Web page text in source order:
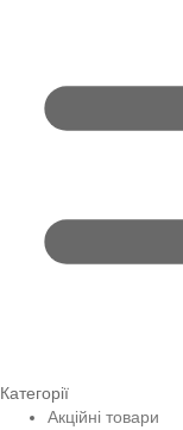
Категорії
Акційні товари